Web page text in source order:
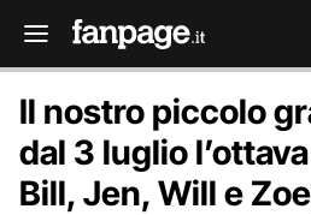
Il nostro piccolo
dal 3 luglio
Bill, Jen, Will e